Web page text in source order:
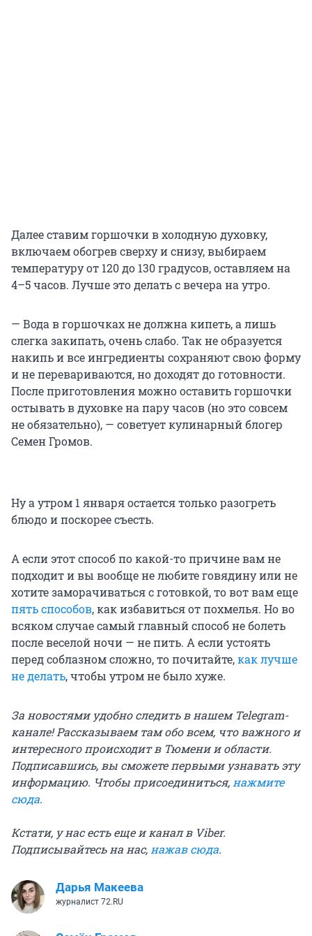
Далее ставим горшочки в холодную духовку,
включаем обогрев сверху и снизу, выбираем
температуру от 120 до 130 градусов, оставляем на
4–5 часов. Лучше это делать с вечера на утро.
— Вода в горшочках не должна кипеть, а лишь
слегка закипать, очень слабо. Так не образуется
накипь и все ингредиенты сохраняют свою форму
и не перевариваются, но доходят до готовности.
После приготовления можно оставить горшочки
остывать в духовке на пару часов (но это совсем
не обязательно), — советует кулинарный блогер
Семен Громов.
Ну а утром 1 января остается только разогреть
блюдо и поскорее съесть.
А если этот способ по какой-то причине вам не
подходит и вы вообще не любите говядину или не
хотите заморачиваться с готовкой, то вот вам еще
пять способов, как избавиться от похмелья. Но во
всяком случае самый главный способ не болеть
после веселой ночи — не пить. А если устоять
перед соблазном сложно, то почитайте,как лучше
не делать, чтобы утром не было хуже.
За новостями удобно следить в нашем Telegram-
канале! Рассказываем там обо всем, что важного и
интересного происходит в Тюмени и области.
Подписавшись, вы сможете первыми узнавать эту
информацию. Чтобы присоединиться, нажмите
сюда.
Кстати, у нас есть еще и канал в Viber.
Подписывайтесь на нас, нажав сюда.
Дарья Макеева
журналист 72.RU